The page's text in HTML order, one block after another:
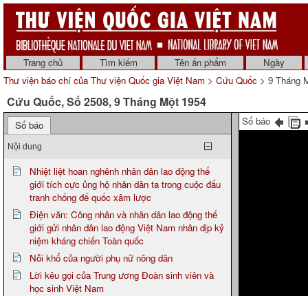
Trang chủ Tìm kiếm Tên ấn phẩm
Ngày
Thư viện báo chí của Thư viện Quốc gia Việt Nam > Cứu Quốc > 9 Tháng
Cứu Quốc, Số 2508, 9 Tháng Một 1954
Số báo
Nội dung
Nhiệt liệt hoan nghênh nhân dân lao động thế
giới tích cực ủng hộ nhân dân ta trong cuộc đấu
tranh chống đế quốc xâm lược
Điện văn: Công nhân và nhân dân lao động thế
giới gửi nhân dân lao động Việt Nam nhân dịp kỷ
niệm kháng chiến Toàn quốc
Nỗi khổ của người phụ nữ nông dân
Lời kêu gọi của Trung ương Đoàn sinh viên và
học sinh Việt Nam
Số báo